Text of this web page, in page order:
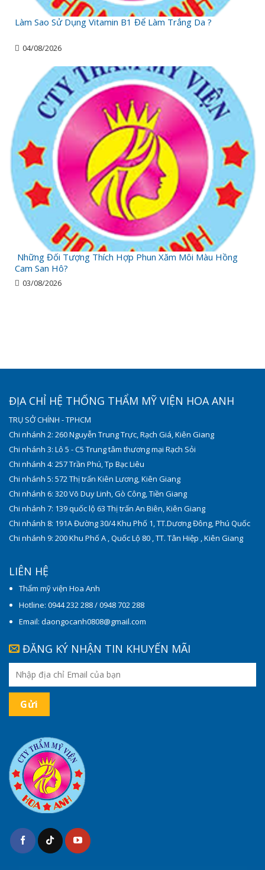
Làm Sao Sử Dụng Vitamin B1 Để Làm Trắng Da ?
04/08/2026
Những Đối Tượng Thích Hợp Phun Xăm Môi Màu Hồng
Cam San Hô?
03/08/2026
ĐỊA CHỈ HỆ THỐNG THẨM MỸ VIỆN HOA ANH
TRỤ SỞ CHÍNH - TPHCM
Chi nhánh 2: 260 Nguyễn Trung Trực, Rạch Giá, Kiên Giang
Chi nhánh 3: Lô 5 - C5 Trung tâm thương mại Rạch Sỏi
Chi nhánh 4: 257 Trần Phú, Tp Bạc Liêu
Chi nhánh 5: 572 Thị trấn Kiên Lương, Kiên Giang
Chi nhánh 6: 320 Võ Duy Linh, Gò Công, Tiền Giang
Chi nhánh 7: 139 quốc lộ 63 Thị trấn An Biên, Kiên Giang
Chi nhánh 8: 191A Đường 30/4 Khu Phố 1, TT.Dương Đông, Phú Quốc
Chi nhánh 9: 200 Khu Phố A , Quốc Lộ 80 , TT. Tân Hiệp , Kiên Giang
LIÊN HỆ
Thẩm mỹ viện Hoa Anh
Hotline: 0944 232 288 / 0948 702 288
Email: daongocanh0808@gmail.com
ĐĂNG KÝ NHẬN TIN KHUYẾN MÃI